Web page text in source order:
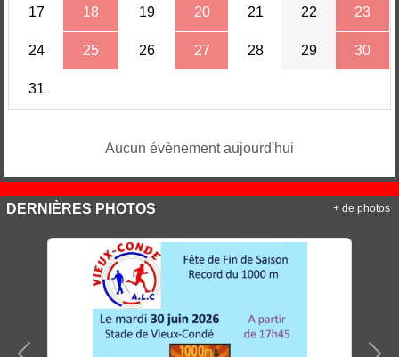
17 18 19 20 21 22 23
24 25 26 27 28 29 30
31
Aucun évènement aujourd'hui
DERNIÈRES PHOTOS + de photos